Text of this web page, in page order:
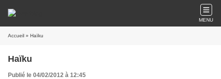
MENU
Accueil » Haïku
Haïku
Publié le 04/02/2012 à 12:45